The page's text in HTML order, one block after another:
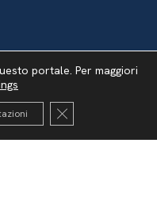
portale. Per maggiori
Close GDPR